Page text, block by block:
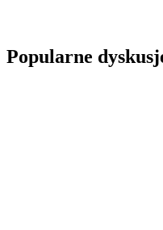
Popularne